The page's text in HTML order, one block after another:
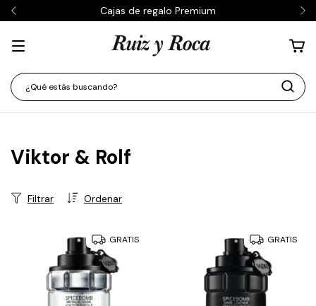
Cajas de regalo Premium
Viktor & Rolf
Ordenar
Filtrar
GRATIS GRATIS